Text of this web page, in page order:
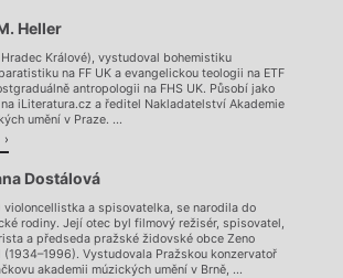
Načítá se.
Heller
Hradec Králové), vystudoval bohemistiku
na FF UK a evangelickou teologii na ETF
antropologii na FHS UK. Působí jako
iLiteratura.cz a ředitel Nakladatelství Akademie
umění v Praze. ...
Dostálová
violoncellistka a spisovatelka, se narodila do
rodiny. Její otec byl filmový režisér, spisovatel,
a předseda pražské židovské obce Zeno
(1934–1996). Vystudovala Pražskou konzervatoř
akademii múzických umění v Brně, ...